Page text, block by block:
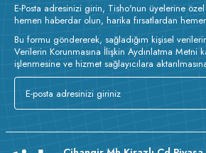
E-Posta adresinizi girin, Tisho'nun üyelerine özel
hemen haberdar olun, harika fırsatlardan
Bu formu göndererek, sağladığım kişisel
Verilerin Korunmasına İlişkin Aydınlatma Metni
işlenmesine ve hizmet sağlayıcılara